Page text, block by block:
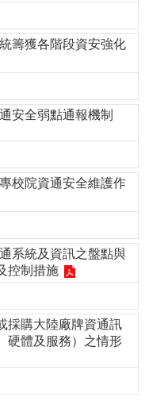
籌獲各階段資安強化
安全弱點通報機制
校院資通安全維護作
系統及資訊之盤點與
控制措施
採購大陸廠牌資通訊
硬體及服務）之情形